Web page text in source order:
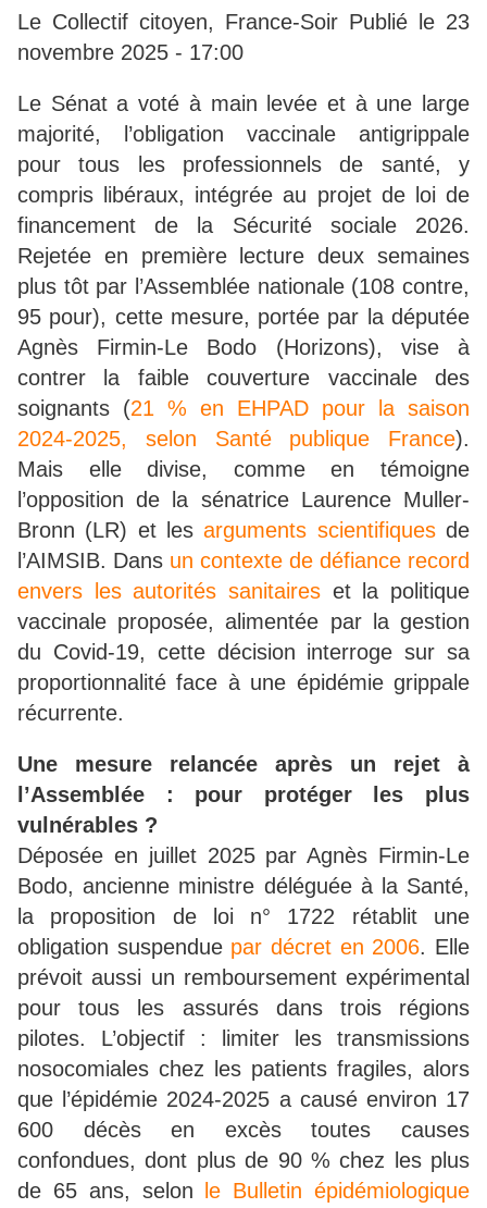
Le Collectif citoyen, France-Soir Publié le 23
novembre 2025 - 17:00
Le Sénat a voté à main levée et à une large
majorité, l’obligation vaccinale antigrippale
pour tous les professionnels de santé, y
compris libéraux, intégrée au projet de loi de
financement de la Sécurité sociale 2026.
Rejetée en première lecture deux semaines
plus tôt par l’Assemblée nationale (108 contre,
95 pour), cette mesure, portée par la députée
Agnès Firmin-Le Bodo (Horizons), vise à
contrer la faible couverture vaccinale des
soignants (21 % en EHPAD pour la saison
2024-2025, selon Santé publique France).
Mais elle divise, comme en témoigne
l’opposition de la sénatrice Laurence Muller-
Bronn (LR) et lesarguments scientifiquesde
l’AIMSIB. Dans un contexte de défiance record
envers les autorités sanitaires et la politique
vaccinale proposée, alimentée par la gestion
du Covid-19, cette décision interroge sur sa
proportionnalité face à une épidémie grippale
récurrente.
Une mesure relancée après un rejet à
l’Assemblée : pour protéger les plus
vulnérables ?
Déposée en juillet 2025 par Agnès Firmin-Le
Bodo, ancienne ministre déléguée à la Santé,
la proposition de loi n° 1722 rétablit une
obligation suspendue par décret en 2006. Elle
prévoit aussi un remboursement expérimental
pour tous les assurés dans trois régions
pilotes. L’objectif : limiter les transmissions
nosocomiales chez les patients fragiles, alors
que l’épidémie 2024-2025 a causé environ 17
600 décès en excès toutes causes
confondues, dont plus de 90 % chez les plus
de 65 ans, selon
le Bulletin épidémiologique